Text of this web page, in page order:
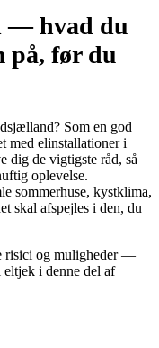
— hvad du
på, før du
Som en god
med elinstallationer i
dig de vigtigste råd, så
oplevelse.
sommerhuse, kystklima,
skal afspejles i den, du
risici og muligheder —
i denne del af